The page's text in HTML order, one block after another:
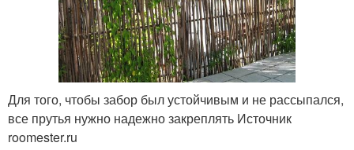
Для того, чтобы забор был устойчивым и не рассыпался,
все прутья нужно надежно закреплять Источник
roomester.ru